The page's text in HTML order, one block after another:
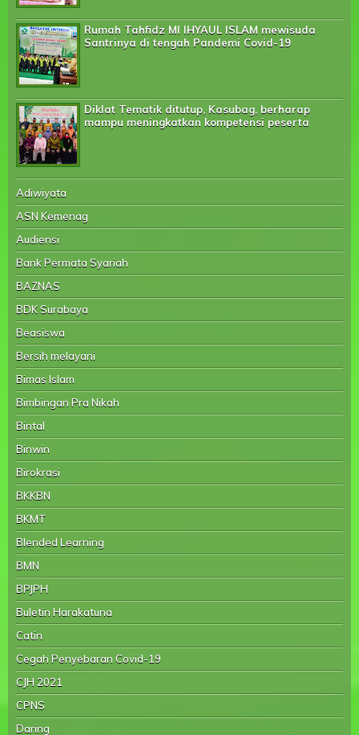
Rumah Tahfidz MI IHYAUL ISLAM mewisuda
Santrinya di tengah Pandemi Covid-19
Diklat Tematik ditutup, Kasubag, berharap
mampu meningkatkan kompetensi peserta
Adiwiyata
ASN Kemenag
Audiensi
Bank Permata Syariah
BAZNAS
BDK Surabaya
Beasiswa
Bersih melayani
Bimas Islam
Bimbingan Pra Nikah
Bintal
Binwin
Birokrasi
BKKBN
BKMT
Blended Learning
BMN
BPJPH
Buletin Harakatuna
Catin
Cegah Penyebaran Covid-19
CJH 2021
CPNS
Daring